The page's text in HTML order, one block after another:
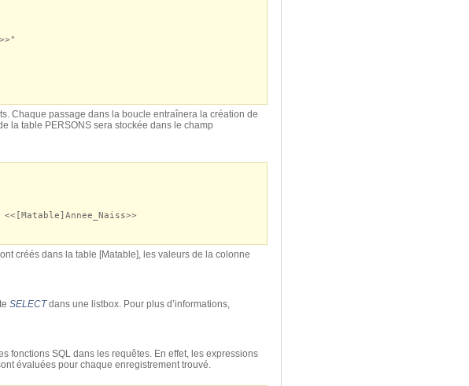
Chaque passage dans la boucle entraînera la création de
la table PERSONS sera stockée dans le champ
<<[Matable]Annee_Naiss>>
créés dans la table [Matable], les valeurs de la colonne
SELECTdans une listbox. Pour plus d’informations,
fonctions SQL dans les requêtes. En effet, les expressions
évaluées pour chaque enregistrement trouvé.